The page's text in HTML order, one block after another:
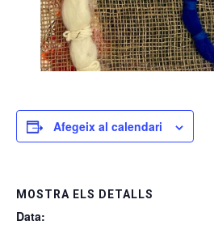
Afegeix al calendari
MOSTRA ELS DETALLS
Data: